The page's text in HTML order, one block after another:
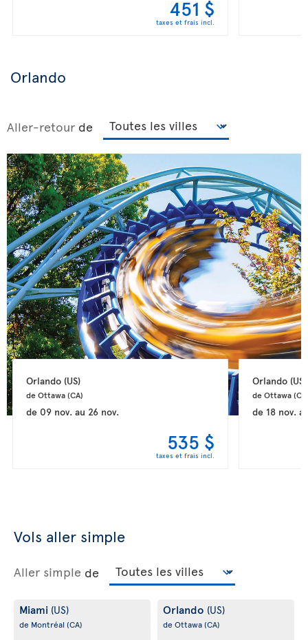
451 $
taxes et frais incl.
Orlando
Aller-retour de
Orlando (US)
de Ottawa (CA)
de 09 nov.au 26 nov.
535 $
taxes et frais incl.
Orlando (US)
de Ottawa
de 18 nov.
Vols aller simple
Aller simple de
Miami (US)
de Montréal (CA)
Orlando (US)
de Ottawa(CA)